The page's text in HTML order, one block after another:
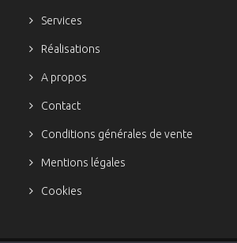
Services
Réalisations
A propos
Contact
Conditions générales de vente
Mentions légales
Cookies